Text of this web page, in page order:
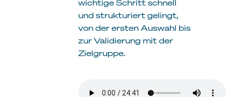
wichtige Schritt schnell
und strukturiert gelingt,
von der ersten Auswahl bis
zur Validierung mit der
Zielgruppe.